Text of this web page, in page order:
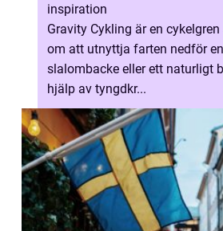
inspiration
Gravity Cykling är en
om att utnyttja farten nedför
slalombacke eller ett naturligt
hjälp av tyngdkr...